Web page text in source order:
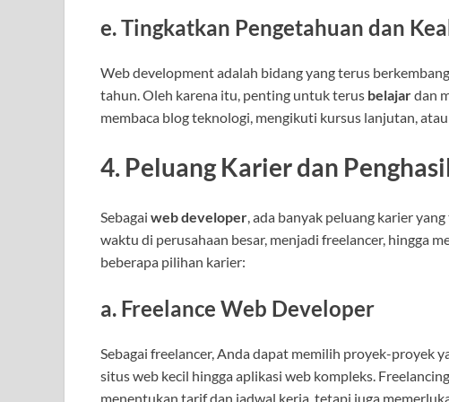
e.Tingkatkan Pengetahuan dan
Web development adalah bidang yang terus
tahun. Oleh karena itu, penting untuk terus belajardan
membaca blog teknologi, mengikuti kursus lanjutan,
4. Peluang Karier dan
Sebagai web developer, ada banyak peluang karier
waktu di perusahaan besar, menjadi freelancer, hingga
beberapa pilihan karier:
a. Freelance Web Developer
Sebagai freelancer, Anda dapat memilih proyek-proyek
situs web kecil hingga aplikasi web kompleks.
menentukan tarif dan jadwal kerja, tetapi juga